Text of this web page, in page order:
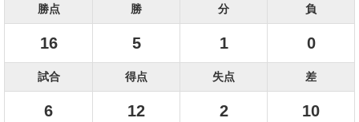
勝点
勝 分 負
16 5 1 0
試合 得点 失点 差
6 12 2 10